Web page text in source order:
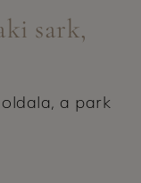
sark,
a park